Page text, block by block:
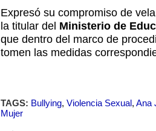
Expresó su compromiso de
la titular del Ministerio de
que dentro del marco de
tomen las medidas
TAGS: Bullying, Violencia Sexual, Ana
Mujer